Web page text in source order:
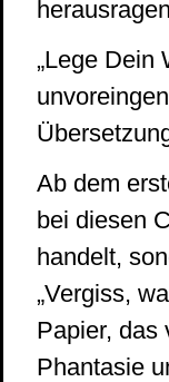
„Lege Dein
Ab dem
bei diesen
handelt,
„Vergiss,
Papier, das
Phantasie